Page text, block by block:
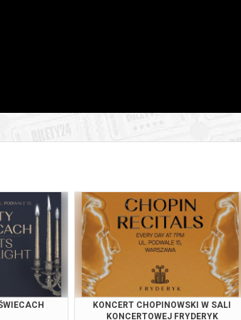
, g. 16:00 Fryderyk
, g. 19:00 (środa) Fryderyk
, g. 20:55 (środa) Fryderyk
, g. 14:30(czwartek) Fryderyk
KONCERT CHOPINOWSKI W SALI
KONCERTOWEJ FRYDERYK